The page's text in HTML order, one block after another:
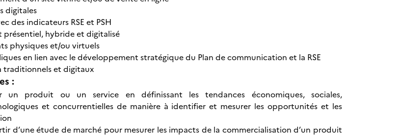
digitales
des indicateurs RSE et PSH
présentiel, hybride et digitalisé
physiques et/ou virtuels
en lien avec le développement stratégique du Plan de communication et la RSE
traditionnels et digitaux
:
un produit ou un service en définissant les tendances économiques, sociales,
et concurrentielles de manière à identifier et mesurer les opportunités et les
d’une étude de marché pour mesurer les impacts de la commercialisation d’un produit